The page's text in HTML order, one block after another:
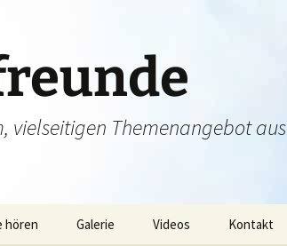
vielseitigen Themenangebot aus
hören Galerie Videos Kontakt